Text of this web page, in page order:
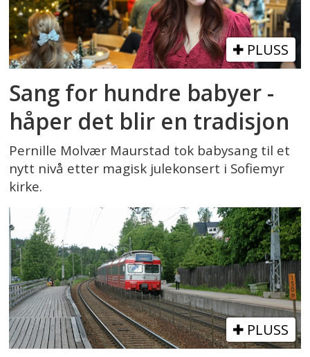
PLUSS
Sang for hundre babyer -
håper det blir en tradisjon
Pernille Molvær Maurstad tok babysang til et
nytt nivå etter magisk julekonsert i Sofiemyr
kirke.
PLUSS